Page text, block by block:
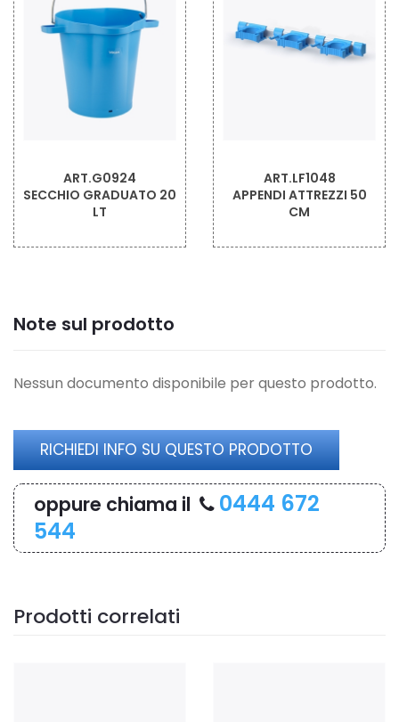
ART.LF1048
APPENDI ATTREZZI 50
CM
ART.LF1060
GANCIO PER BARRA
APPENDI-ATTREZZI
Note sul prodotto
Nessun documento disponibile per questo prodotto.
RICHIEDI INFO SU QUESTO PRODOTTO
oppure chiama il
0444 672
544
Prodotti correlati